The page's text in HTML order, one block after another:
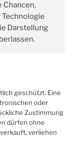
Chancen,
Darstellung
geschützt. Eine
oder
Zustimmung
dürfen ohne
verliehen